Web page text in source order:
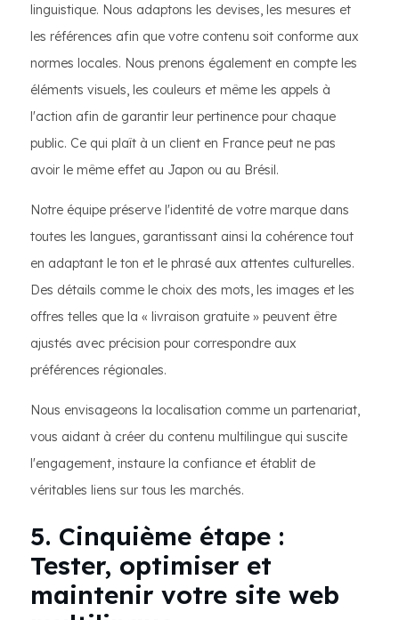
linguistique. Nous adaptons les devises, les mesures et
les références afin que votre contenu soit conforme aux
normes locales. Nous prenons également en compte les
éléments visuels, les couleurs et même les appels à
l'action afin de garantir leur pertinence pour chaque
public. Ce qui plaît à un client en France peut ne pas
avoir le même effet au Japon ou au Brésil.
Notre équipe préserve l'identité de votre marque dans
toutes les langues, garantissant ainsi la cohérence tout
en adaptant le ton et le phrasé aux attentes culturelles.
Des détails comme le choix des mots, les images et les
offres telles que la « livraison gratuite » peuvent être
ajustés avec précision pour correspondre aux
préférences régionales.
Nous envisageons la localisation comme un partenariat,
vous aidant à créer du contenu multilingue qui suscite
l'engagement, instaure la confiance et établit de
véritables liens sur tous les marchés.
5. Cinquième étape :
Tester, optimiser et
maintenir votre site web